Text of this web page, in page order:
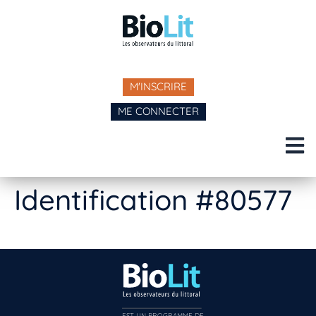
M'INSCRIRE
ME CONNECTER
Identification #80577